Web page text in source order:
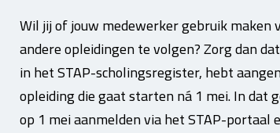
Wil jij of jouw medewerker gebruik maken
andere opleidingen te volgen? Zorg dan
in het STAP-scholingsregister, hebt
opleiding die gaat starten ná 1 mei. In dat
op 1 mei aanmelden via het STAP-portaal